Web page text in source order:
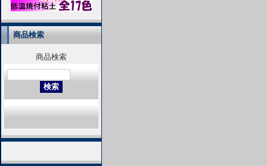
商品検索
商品検索